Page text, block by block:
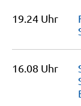
19.24 Uhr
16.08 Uhr